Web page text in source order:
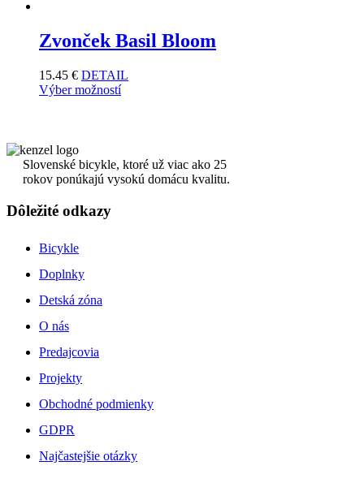
Zvonček Basil Bloom
15.45 € DETAIL
Výber možností
Slovenské bicykle, ktoré už viac ako 25
rokov ponúkajú vysokú domácu kvalitu.
Dôležité odkazy
Bicykle
Doplnky
Detská zóna
O nás
Predajcovia
Projekty
Obchodné podmienky
GDPR
Najčastejšie otázky